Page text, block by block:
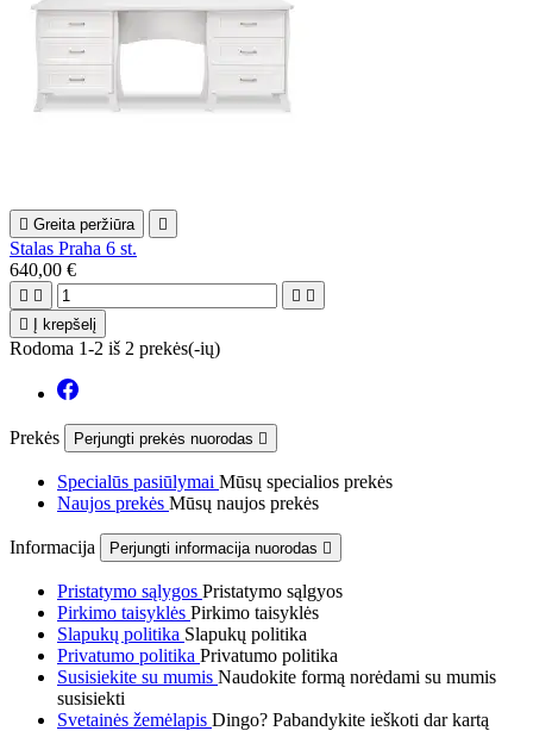
 Greita peržiūra 
Stalas Praha 6 st.
640,00 €
   

Į krepšelį
Rodoma 1-2 iš 2 prekės(-ių)
Prekės Perjungti prekės nuorodas 
Specialūs pasiūlymai Mūsų specialios prekės
Naujos prekės Mūsų naujos prekės
Informacija Perjungti informacija nuorodas 
Pristatymo sąlygos Pristatymo sąlgyos
Pirkimo taisyklės Pirkimo taisyklės
Slapukų politika Slapukų politika
Privatumo politika Privatumo politika
Susisiekite su mumis Naudokite formą norėdami su mumis
susisiekti
Svetainės žemėlapis Dingo? Pabandykite ieškoti dar kartą